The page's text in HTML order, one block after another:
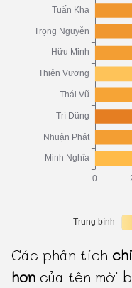
Các phân tích
hơn của tên mời